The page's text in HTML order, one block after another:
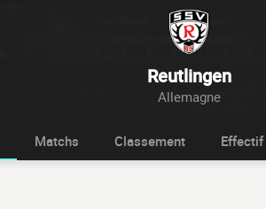
Reutlingen
Allemagne
Matchs Classement Effectif